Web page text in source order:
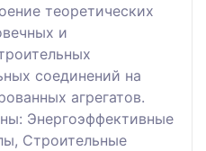
теоретических
и
соединений на
агрегатов.
Энергоэффективные
Строительные